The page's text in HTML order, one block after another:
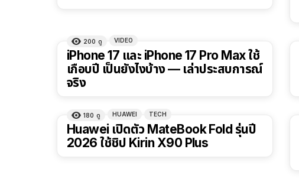
41:47
200 ดู VIDEO
iPhone 17 และ iPhone 17 Pro Max ใช้
เกือบปี เป็นยังไงบ้าง — เล่าประสบการณ์
จริง
180 ดู HUAWEI TECH
Huawei เปิดตัว MateBook Fold รุ่นปี
2026 ใช้ชิป Kirin X90 Plus